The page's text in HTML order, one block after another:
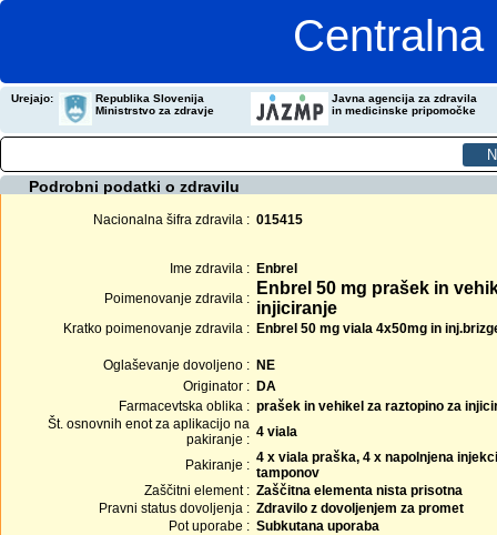
Urejajo:
Republika Slovenija
Ministrstvo za zdravje
Javna agencija za zdravila
in medicinske pripomočke
Podrobni podatki o zdravilu
Nacionalna šifra zdravila : 015415
Ime zdravila : Enbrel
Poimenovanje zdravila :
Enbrel 50 mg prašek in
injiciranje
Kratko poimenovanje zdravila : Enbrel 50 mg viala 4x50mg in
Oglaševanje dovoljeno : NE
Originator : DA
Farmacevtska oblika : prašek in vehikel za raztopino za
Št. osnovnih enot za aplikacijo na
pakiranje : 4 viala
Pakiranje : 4 x viala praška, 4 x napolnjena
tamponov
Zaščitni element : Zaščitna elementa nista prisotna
Pravni status dovoljenja : Zdravilo z dovoljenjem za promet
Pot uporabe : Subkutana uporaba